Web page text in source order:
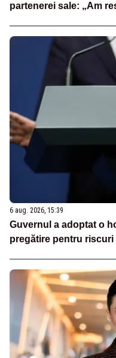
partenerei sale: „Am
6 aug. 2026, 15:39
Guvernul a adoptat o
pregătire pentru riscuri